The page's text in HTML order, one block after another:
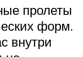
пролеты
форм.
внутри